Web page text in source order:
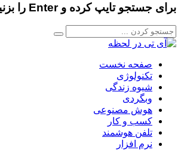
برای جستجو تایپ کرده و Enter را بزنید
صفحه نخست
تکنولوژی
شیوه زندگی
وبگردی
هوش مصنوعی
کسب و کار
تلفن هوشمند
نرم افزار